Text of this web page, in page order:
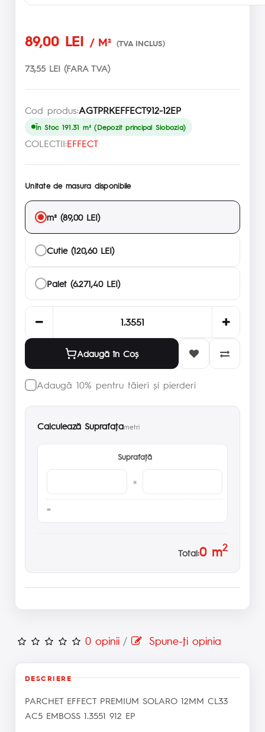
89,00 LEI / M² (TVA INCLUS)
73,55 LEI (FARA TVA)
Cod produs:AGTPRKEFFECT912-12EP
În Stoc 191.31 m² (Depozit principal Slobozia)
COLECTII:EFFECT
Unitate de masura disponibile
m² (89,00 LEI)
Cutie (120,60 LEI)
Palet (6.271,40 LEI)
Adaugă în Coş
Adaugă 10% pentru tăieri și pierderi
Calculează Suprafaţametri
Suprafaţă
×
Total:0m2
0 opinii / Spune-ţi opinia
DESCRIERE
PARCHET EFFECT PREMIUM SOLARO 12MM CL33
AC5 EMBOSS 1.3551 912 EP